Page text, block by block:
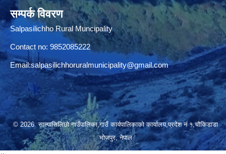
सम्पर्क विवरण
Salpasilichho Rural Muncipality
Contact no: 9852085222
Email:salpasilichhoruralmunicipality@gmail.com
© 2026 साल्पासिलिछो गाउँपालिका,गाउँ कार्यपालिकाको कार्यालय,प्रदेश नं १,चौकिडाडा
भोजपुर, नेपाल